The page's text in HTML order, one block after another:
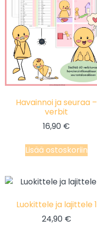
Havainnoi ja seuraa –
verbit
16,90 €
Lisää ostoskoriin
Luokittele ja lajittele 1
24,90 €